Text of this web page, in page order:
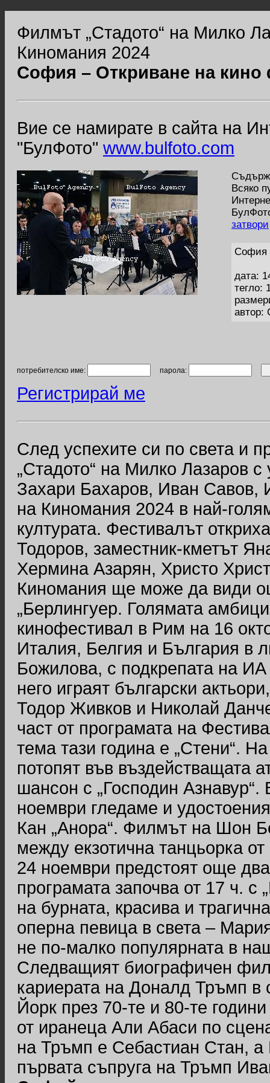
Филмът „Стадото“ на Милко
Киномания 2024
София – Откриване на кино
Вие се намирате в сайта на
"БулФото" www.bulfoto.com
Всяко
затвори
София
дата:
тегло:
автор:
потребителско име: парола:
Регистрирай ме
След успехите си по света и
„Стадото“ на Милко Лазаров
Захари Бахаров, Иван Савов,
на Киномания 2024 в най-
културата. Фестивалът
Тодоров, заместник-кметът
Хермина Азарян, Христо
Киномания ще може да види
„Берлингуер. Голямата
кинофестивал в Рим на 16
Италия, Белгия и България в
Божилова, с подкрепата на
него играят български
Тодор Живков и Николай
част от програмата на
тема тази година е „Стени“.
потопят във въздействащата
шансон с „Господин
ноември гледаме и
Кан „Анора“. Филмът на Шон
между екзотична танцьорка
24 ноември предстоят още
програмата започва от 17 ч.
на бурната, красива и
оперна певица в света –
не по-малко популярната в
Следващият биографичен
кариерата на Доналд Тръмп
Йорк през 70-те и 80-те
от иранеца Али Абаси по
на Тръмп е Себастиан Стан,
първата съпруга на Тръмп